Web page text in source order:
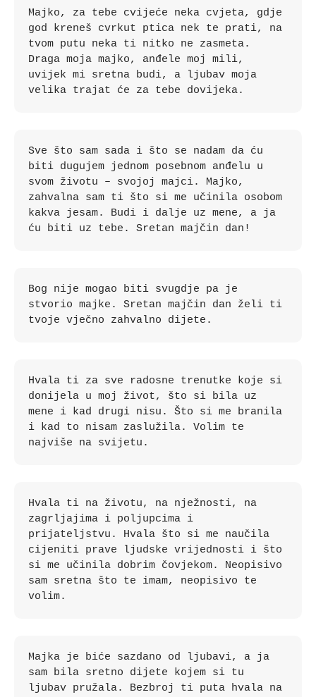
Majko, za tebe cvijeće neka cvjeta, gdje
god kreneš cvrkut ptica nek te prati, na
tvom putu neka ti nitko ne zasmeta.
Draga moja majko, anđele moj mili,
uvijek mi sretna budi, a ljubav moja
velika trajat će za tebe dovijeka.
Sve što sam sada i što se nadam da ću
biti dugujem jednom posebnom anđelu u
svom životu – svojoj majci. Majko,
zahvalna sam ti što si me učinila osobom
kakva jesam. Budi i dalje uz mene, a ja
ću biti uz tebe. Sretan majčin dan!
Bog nije mogao biti svugdje pa je
stvorio majke. Sretan majčin dan želi ti
tvoje vječno zahvalno dijete.
Hvala ti za sve radosne trenutke koje si
donijela u moj život, što si bila uz
mene i kad drugi nisu. Što si me branila
i kad to nisam zaslužila. Volim te
najviše na svijetu.
Hvala ti na životu, na nježnosti, na
zagrljajima i poljupcima i
prijateljstvu. Hvala što si me naučila
cijeniti prave ljudske vrijednosti i što
si me učinila dobrim čovjekom. Neopisivo
sam sretna što te imam, neopisivo te
volim.
Majka je biće sazdano od ljubavi, a ja
sam bila sretno dijete kojem si tu
ljubav pružala. Bezbroj ti puta hvala na